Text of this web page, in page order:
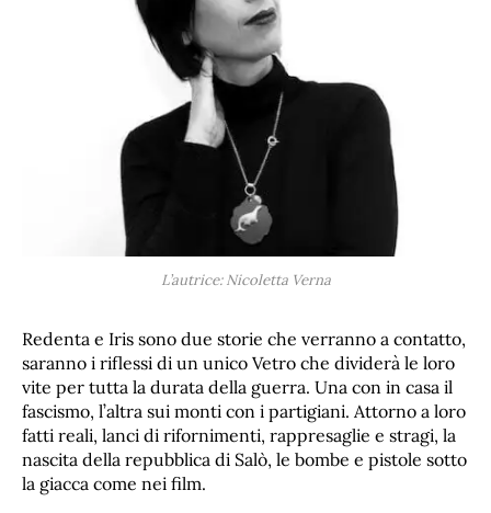
L’autrice: Nicoletta Verna
Redenta e Iris sono due storie che verranno a contatto,
saranno i riflessi di un unico Vetro che dividerà le loro
vite per tutta la durata della guerra. Una con in casa il
fascismo, l’altra sui monti con i partigiani. Attorno a loro
fatti reali, lanci di rifornimenti, rappresaglie e stragi, la
nascita della repubblica di Salò, le bombe e pistole sotto
la giacca come nei film.